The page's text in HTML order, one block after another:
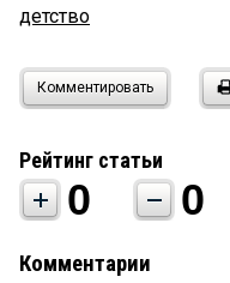
детство
Комментировать
Рейтинг статьи
0 0
Комментарии